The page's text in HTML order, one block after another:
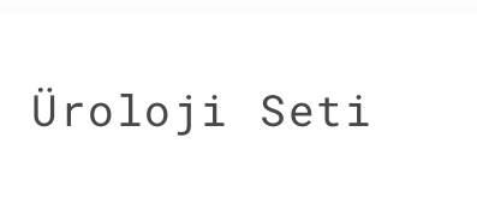
Üroloji Seti